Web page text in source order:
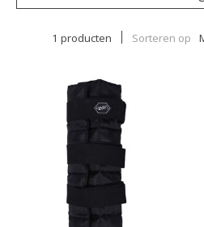
1 producten Sorteren op